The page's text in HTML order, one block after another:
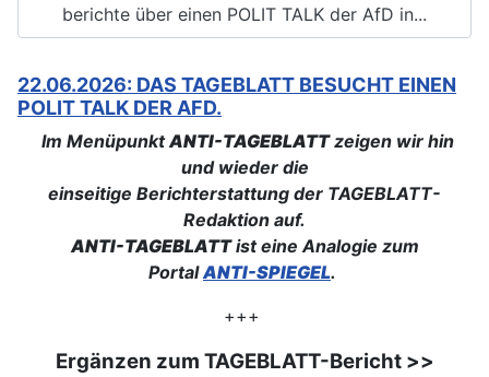
berichte über einen POLIT TALK der AfD in...
22.06.2026: DAS TAGEBLATT BESUCHT EINEN
POLIT TALK DER AFD.
Im MenüpunktANTI-TAGEBLATTzeigen wir hin
und wieder die
einseitige Berichterstattung der TAGEBLATT-
Redaktion auf.
ANTI-TAGEBLATTist eine Analogie zum
PortalANTI-SPIEGEL.
+++
Ergänzen zum TAGEBLATT-Bericht >>